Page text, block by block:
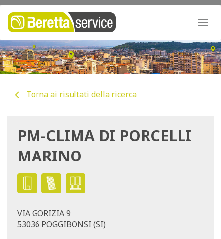
Torna ai risultati della ricerca
PM-CLIMA DI PORCELLI
MARINO
VIA GORIZIA 9
53036 POGGIBONSI (SI)